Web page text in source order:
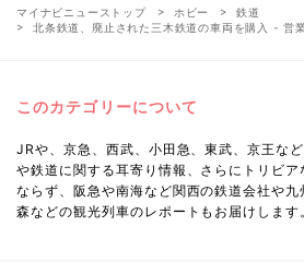
マイナビニューストップ ホビー
鉄道
北条鉄道、廃止された三木鉄道の車両を購入 - 営
このカテゴリーについて
JRや、京急、西武、小田急、東武、京王な
や鉄道に関する耳寄り情報、さらにトリビ
ならず、阪急や南海など関西の鉄道会社や
森などの観光列車のレポートもお届けします